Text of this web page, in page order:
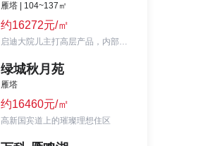
雁塔 | 104~137㎡
约16272元/㎡
启迪大院儿主打高层产品，内部配套齐全，两梯四户设计，面积区间104-137㎡。
绿城秋月苑
雁塔
约16460元/㎡
高新国宾道上的璀璨理想住区